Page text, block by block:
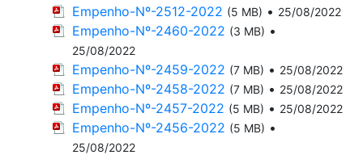
Empenho-Nº-2512-2022 (5 MB) • 25/08/2022
Empenho-Nº-2460-2022 (3 MB) •
25/08/2022
Empenho-Nº-2459-2022 (7 MB) • 25/08/2022
Empenho-Nº-2458-2022 (7 MB) • 25/08/2022
Empenho-Nº-2457-2022 (5 MB) • 25/08/2022
Empenho-Nº-2456-2022 (5 MB) •
25/08/2022